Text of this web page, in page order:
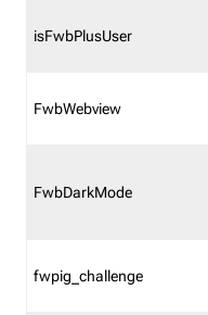
isFwbPlusUser
FwbWebview
FwbDarkMode
fwpig_challenge